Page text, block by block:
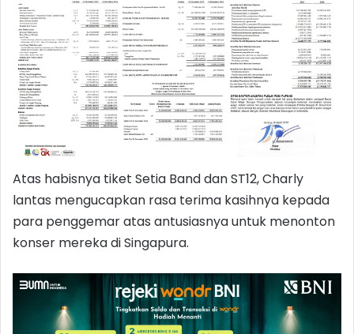
Atas habisnya tiket Setia Band dan ST12, Charly
lantas mengucapkan rasa terima kasihnya kepada
para penggemar atas antusiasnya untuk menonton
konser mereka di Singapura.